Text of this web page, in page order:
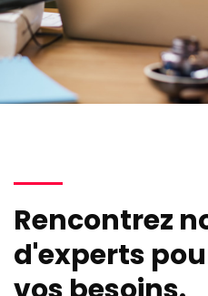
Rencontrez
d'experts